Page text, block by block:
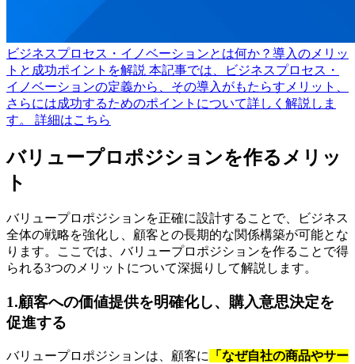
ビジネスプロセス・イノベーションとは何か？導入のメリッ
トと成功ポイントを解説 本記事では、ビジネスプロセス・
イノベーションの定義から、その導入がもたらすメリット、
さらには成功するためのポイントについて詳しく解説しま
す。
詳細はこちら
バリュープロポジションを作るメリッ
ト
バリュープロポジションを正確に設計することで、ビジネス
全体の戦略を強化し、顧客との長期的な関係構築が可能とな
ります。ここでは、バリュープロポジションを作ることで得
られる3つのメリットについて深掘りして解説します。
1.顧客への価値提供を明確化し、購入意思決定を
促進する
バリュープロポジションは、顧客に
「なぜ自社の商品やサー